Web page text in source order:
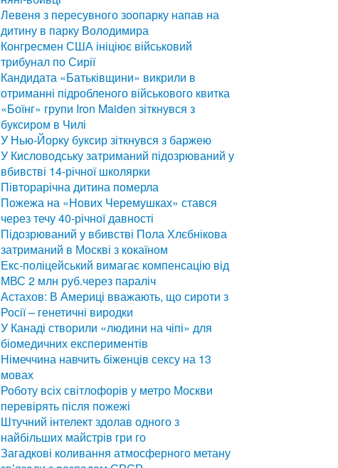
Левеня з пересувного зоопарку напав на
дитину в парку Володимира
Конгресмен США ініціює військовий
трибунал по Сирії
Кандидата «Батьківщини» викрили в
отриманні підробленого військового квитка
«Боїнг» групи Iron Maiden зіткнувся з
буксиром в Чилі
У Нью-Йорку буксир зіткнувся з баржею
У Кисловодську затриманий підозрюваний у
вбивстві 14-річної школярки
Півторарічна дитина померла
Пожежа на «Нових Черемушках» стався
через течу 40-річної давності
Підозрюваний у вбивстві Пола Хлєбнікова
затриманий в Москві з кокаїном
Екс-поліцейський вимагає компенсацію від
МВС 2 млн руб.через параліч
Астахов: В Америці вважають, що сироти з
Росії – генетичні виродки
У Канаді створили «людини на чіпі» для
біомедичних експериментів
Німеччина навчить біженців сексу на 13
мовах
Роботу всіх світлофорів у метро Москви
перевірять після пожежі
Штучний інтелект здолав одного з
найбільших майстрів гри го
Загадкові коливання атмосферного метану